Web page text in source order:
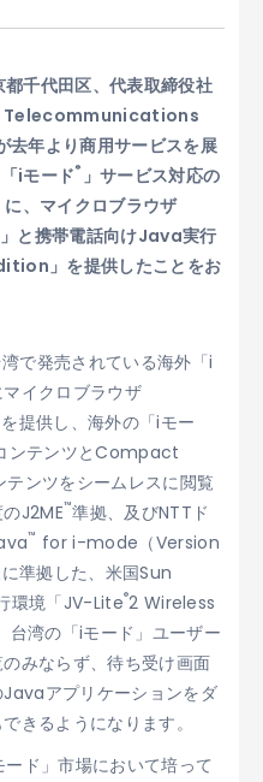
千代田区、代表取締役社
Telecommunications
年より商用サービスを展
iモード® 」サービス対応の
、マイクロブラウザ
と携帯電話向けJava実行
」を提供したことをお
で発売されている海外「i
イクロブラウザ
提供し、海外の「iモー
ンテンツとCompact
テンツをシームレスに閲覧
J2ME™準拠、及びNTTド
™ for i-mode（Version
準拠した、米国Sun
環境「JV-Lite®2 Wireless
湾の「iモード」ユーザー
みならず、待ち受け画面
アプリケーションをダ
きるようになります。
ド」市場において培って